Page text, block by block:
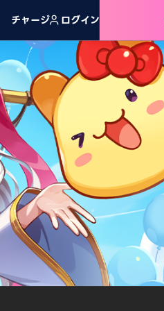
チャージ ログイン